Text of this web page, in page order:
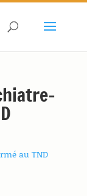
au TND